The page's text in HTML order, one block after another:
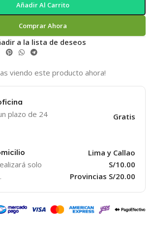
Añadir Al Carrito
Comprar Ahora
a la lista de deseos
viendo este producto ahora!
plazo de 24
Gratis
solo
Lima y Callao
S/10.00
Provincias S/20.00